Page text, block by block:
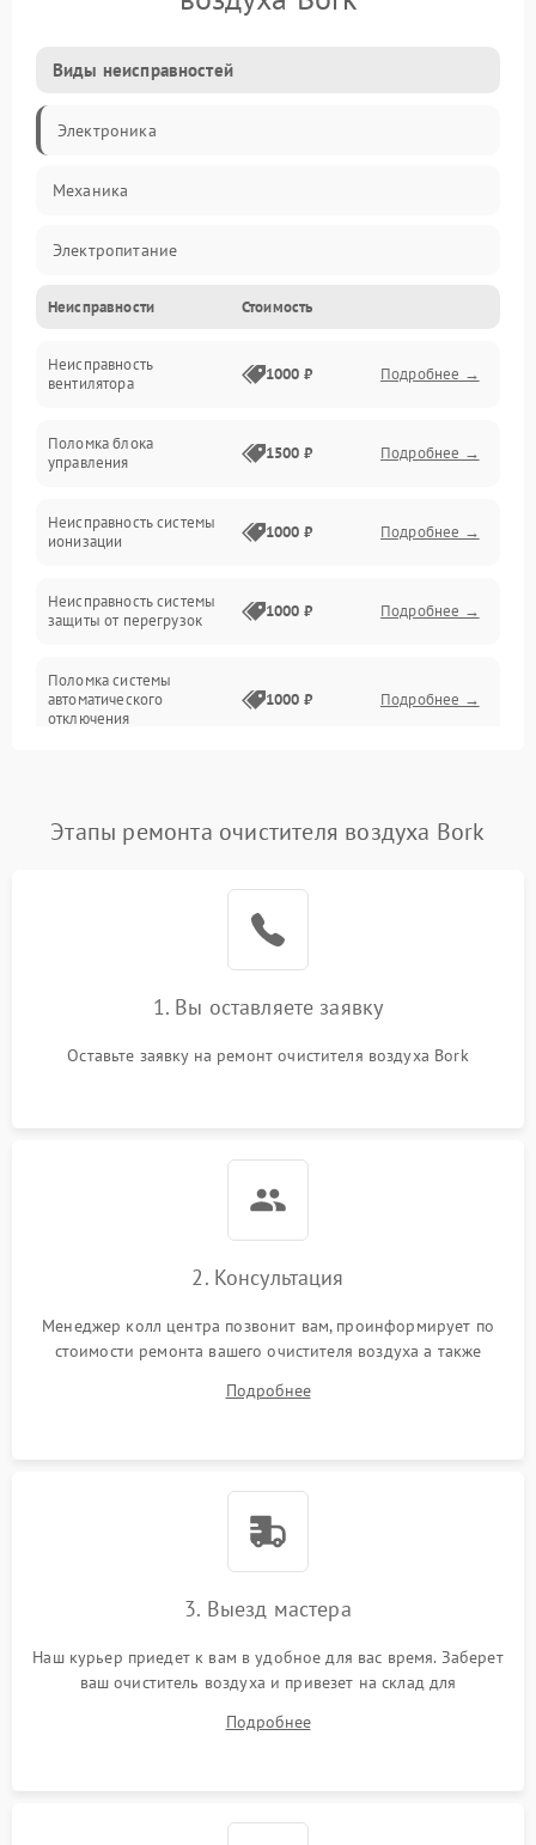
Виды неисправностей
Электроника
Механика
Электропитание
Фильтры
Механические повреждения
Сеть
Неисправности Стоимость
Неисправность
вентилятора
1000 ₽ Подробнее →
Поломка блока
управления
1500 ₽ Подробнее →
Неисправность системы
ионизации
1000 ₽ Подробнее →
Неисправность системы
защиты от перегрузок
1000 ₽ Подробнее →
Поломка системы
автоматического
отключения
1000 ₽ Подробнее →
1000 ₽
1000 ₽
Неисправность системы
1000 ₽ Подробнее →
Поломка системы защиты
1000 ₽
Этапы ремонта очистителя воздуха Bork
1. Вы оставляете заявку
Оставьте заявку на ремонт очистителя воздуха Bork
2. Консультация
Менеджер колл центра позвонит вам, проинформирует по
стоимости ремонта вашего очистителя воздуха а также
Подробнее
3. Выезд мастера
Наш курьер приедет к вам в удобное для вас время. Заберет
ваш очиститель воздуха и привезет на склад для
Подробнее